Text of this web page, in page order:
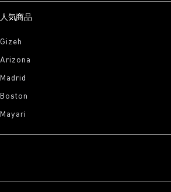
人気商品
Gizeh
Arizona
Madrid
Boston
Mayari